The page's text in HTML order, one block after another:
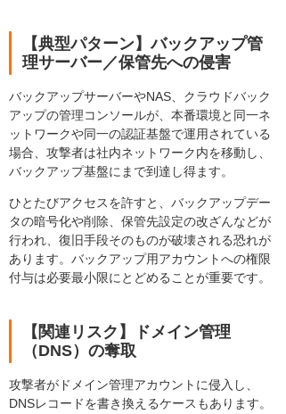
【典型パターン】バックアップ管
理サーバー／保管先への侵害
バックアップサーバーやNAS、クラウドバック
アップの管理コンソールが、本番環境と同一ネ
ットワークや同一の認証基盤で運用されている
場合、攻撃者は社内ネットワーク内を移動し、
バックアップ基盤にまで到達し得ます。
ひとたびアクセスを許すと、バックアップデー
タの暗号化や削除、保管先設定の改ざんなどが
行われ、復旧手段そのものが破壊される恐れが
あります。バックアップ用アカウントへの権限
付与は必要最小限にとどめることが重要です。
【関連リスク】ドメイン管理
（DNS）の奪取
攻撃者がドメイン管理アカウントに侵入し、
DNSレコードを書き換えるケースもあります。